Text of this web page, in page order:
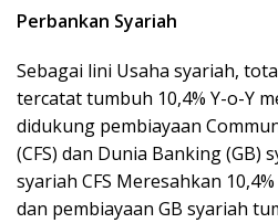
Perbankan Syariah
Sebagai lini Usaha syariah,
tercatat tumbuh 10,4% Y-o-Y
didukung pembiayaan
(CFS) dan Dunia Banking (GB)
syariah CFS Meresahkan
dan pembiayaan GB syariah